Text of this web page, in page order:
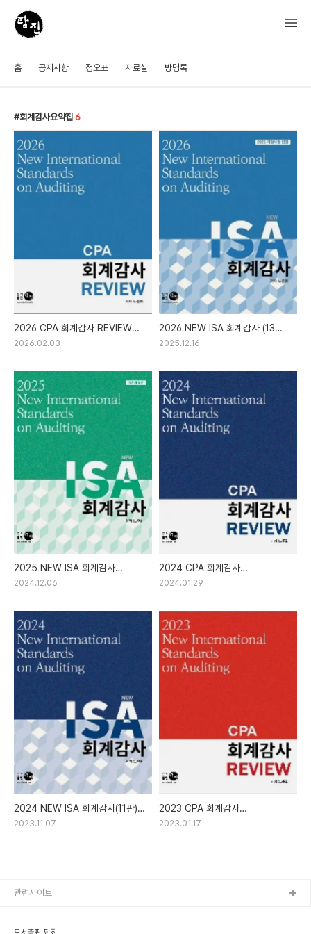
홈 공지사항 정오표 자료실 방명록
회계감사요약집 6
2026 CPA 회계감사 REVIEW
(11판) (노준화)
2026.02.03
2026 NEW ISA 회계감사 (13판)
(노준화)
2025.12.16
2025 NEW ISA 회계감사
(전면개정판) (12판) (노준화)
2024.12.06
2024 CPA 회계감사
REVIEW(9판) (노준화)
2024.01.29
2024 NEW ISA 회계감사(11판)
(노준화)
2023.11.07
2023 CPA 회계감사
REVIEW(8판) (노준화)
2023.01.17
관련사이트